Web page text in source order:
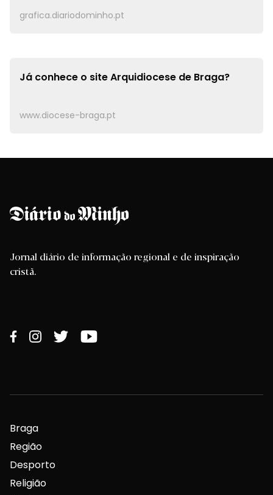
grafica.diariodominho.pt
Já conhece o siteArquidiocese de Braga?
www.diocese-braga.pt
Jornal diário de informação regional e de inspiração
cristã.
Braga
Região
Desporto
Religião